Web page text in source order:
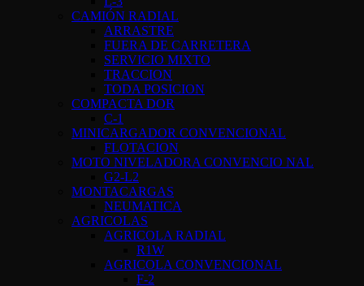
CAMIÓN RADIAL
ARRASTRE
FUERA DE CARRETERA
SERVICIO MIXTO
TRACCION
TODA POSICION
COMPACTA DOR
C-1
MINICARGADOR CONVENCIONAL
FLOTACION
MOTO NIVELADORA CONVENCIO NAL
G2-L2
MONTACARGAS
NEUMATICA
AGRICOLAS
AGRICOLA RADIAL
R1W
AGRICOLA CONVENCIONAL
F-2